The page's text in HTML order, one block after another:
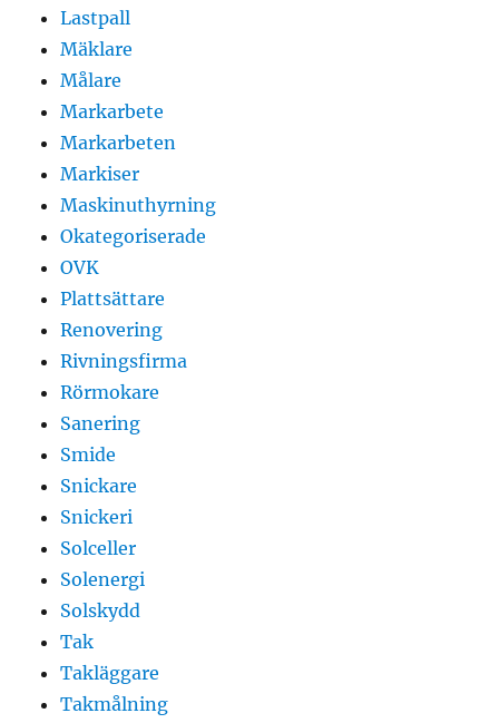
Lastpall
Mäklare
Målare
Markarbete
Markarbeten
Markiser
Maskinuthyrning
Okategoriserade
OVK
Plattsättare
Renovering
Rivningsfirma
Rörmokare
Sanering
Smide
Snickare
Snickeri
Solceller
Solenergi
Solskydd
Tak
Takläggare
Takmålning